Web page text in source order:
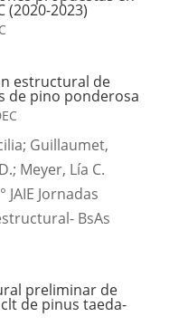
(2020-2023)
estructural de
de pino ponderosa
Guillaumet,
Meyer, Lía C.
Jornadas
BsAs
preliminar de
de pinus taeda-